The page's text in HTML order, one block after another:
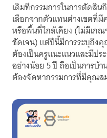
เดิมทีกรรมการในการตัดสิ
เลือกจากตัวแทนต่างเขตที่มี
หรือพื้นที่ใกล้เคียง (ไม่มีเ
ชัดเจน) แต่ปีนี้มีการระบุถึง
ต้องเป็นครูแนะแนวและมีปร
อย่างน้อย 5 ปี ถือเป็นการบ้
ต้องจัดหากรรมการที่มีคุณส